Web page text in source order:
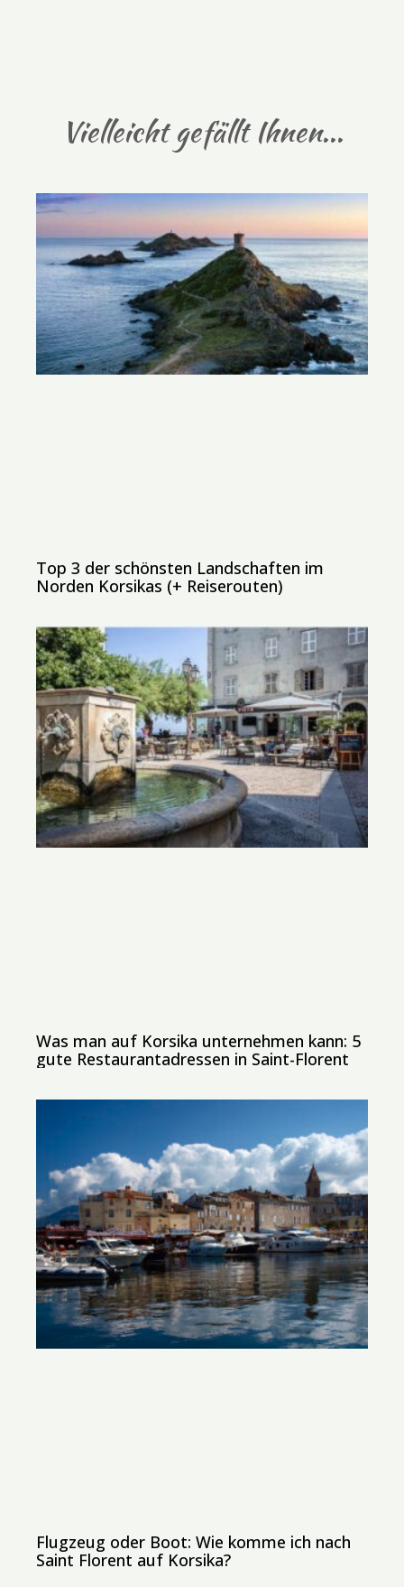
Vielleicht gefällt Ihnen...
Top 3 der schönsten Landschaften im
Norden Korsikas (+ Reiserouten)
Was man auf Korsika unternehmen kann: 5
gute Restaurantadressen in Saint-Florent
Flugzeug oder Boot: Wie komme ich nach
Saint Florent auf Korsika?